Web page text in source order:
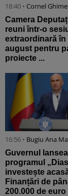
18:40 • Cornel
Camera
reuni într-o
extraordinară în
august pentru
proiecte ...
16:56 • Bugiu ⁠Ana
Guvernul
programul
investește
Finanțări de
200.000 de euro